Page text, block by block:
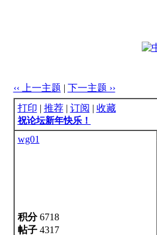
‹‹ 上一主题 | 下一主题 ››
打印 | 推荐| 订阅 | 收藏
祝论坛新年快乐！
wg01
积分6718
帖子4317